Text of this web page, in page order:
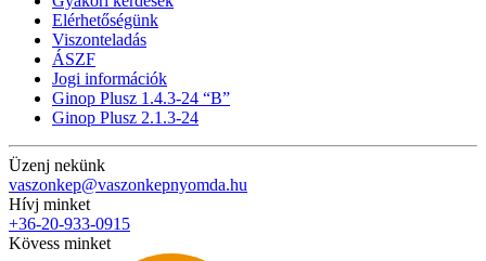
Elérhetőségünk
Viszonteladás
ÁSZF
Jogi információk
Ginop Plusz 1.4.3-24 “B”
Ginop Plusz 2.1.3-24
Üzenj nekünk
vaszonkep@vaszonkepnyomda.hu
Hívj minket
+36-20-933-0915
Kövess minket